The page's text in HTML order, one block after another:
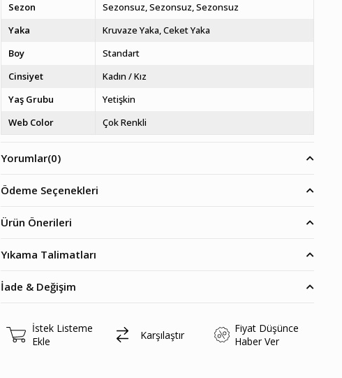
Sezon
Sezonsuz Sezonsuz Sezonsuz
Yaka
Kruvaze Yaka Ceket Yaka
Boy
Standart
Cinsiyet
Kadın / Kız
Yaş Grubu
Yetişkin
Web Color
Çok Renkli
Yorumlar(0)
Ödeme Seçenekleri
Ürün Önerileri
Yıkama Talimatları
İade & Değişim
İstek Listeme
Ekle
Karşılaştır
Fiyat Düşünce
Haber Ver